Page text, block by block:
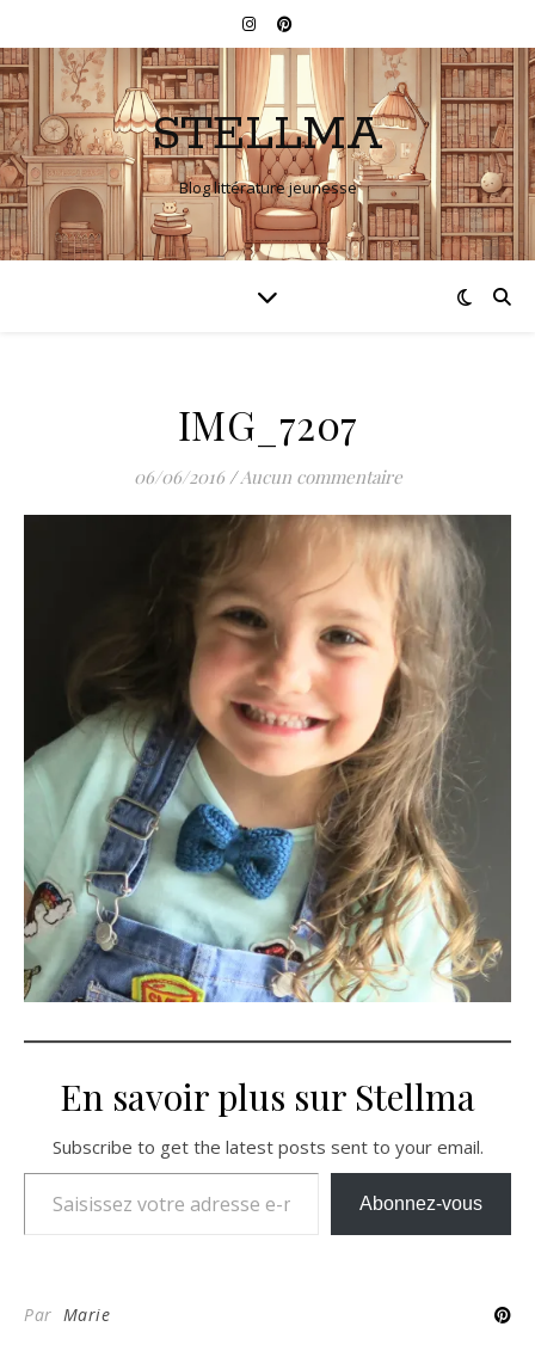
STELLMA
Blog littérature jeunesse
IMG_7207
06/06/2016 /Aucun commentaire
En savoir plus sur Stellma
Subscribe to get the latest posts sent to your email.
Saisissez votre adresse e-mail…
Abonnez-vous
Par Marie